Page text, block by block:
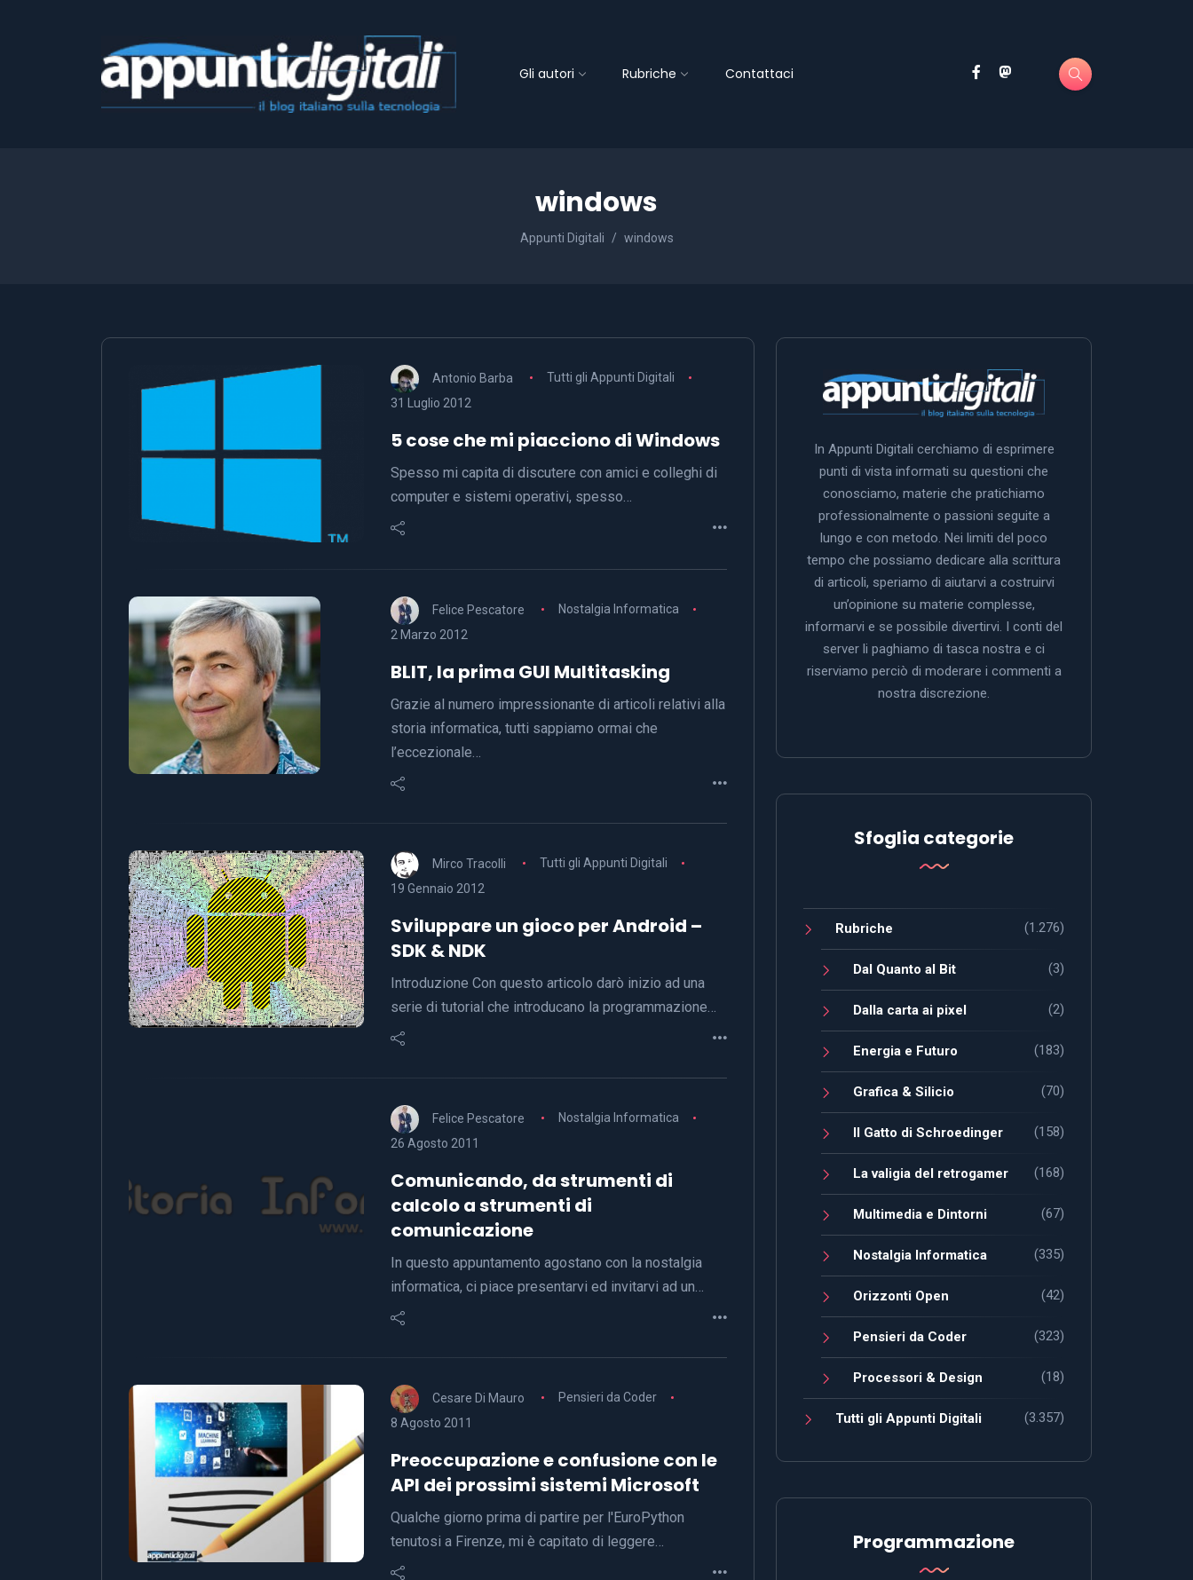
Gli autori Rubriche Contattaci
windows
Appunti Digitali windows
Antonio Barba
Tutti gli Appunti Digitali
31 Luglio 2012
5 cose che mi piacciono di Windows
Spesso mi capita di discutere con amici e colleghi di
computer e sistemi operativi, spesso…
Felice Pescatore
Nostalgia Informatica
2 Marzo 2012
BLIT, la prima GUI Multitasking
Grazie al numero impressionante di articoli relativi alla
storia informatica, tutti sappiamo ormai che
l’eccezionale…
Mirco Tracolli
Tutti gli Appunti Digitali
19 Gennaio 2012
Sviluppare un gioco per Android –
SDK & NDK
Introduzione Con questo articolo darò inizio ad una
serie di tutorial che introducano la programmazione…
Felice Pescatore
Nostalgia Informatica
26 Agosto 2011
Comunicando, da strumenti di
calcolo a strumenti di
comunicazione
In questo appuntamento agostano con la nostalgia
informatica, ci piace presentarvi ed invitarvi ad un…
Cesare Di Mauro
Pensieri da Coder
8 Agosto 2011
Preoccupazione e confusione con le
API dei prossimi sistemi Microsoft
Qualche giorno prima di partire per l'EuroPython
tenutosi a Firenze, mi è capitato di leggere…
In Appunti Digitali cerchiamo di esprimere
punti di vista informati su questioni che
conosciamo, materie che pratichiamo
professionalmente o passioni seguite a
lungo e con metodo. Nei limiti del poco
tempo che possiamo dedicare alla scrittura
di articoli, speriamo di aiutarvi a costruirvi
un’opinione su materie complesse,
informarvi e se possibile divertirvi. I conti del
server li paghiamo di tasca nostra e ci
riserviamo perciò di moderare i commenti a
nostra discrezione.
Sfoglia categorie
Rubriche (1.276)
Dal Quanto al Bit (3)
Dalla carta ai pixel (2)
Energia e Futuro (183)
Grafica & Silicio (70)
Il Gatto di Schroedinger (158)
La valigia del retrogamer (168)
Multimedia e Dintorni (67)
Nostalgia Informatica (335)
Orizzonti Open (42)
Pensieri da Coder (323)
Processori & Design (18)
Tutti gli Appunti Digitali (3.357)
Programmazione